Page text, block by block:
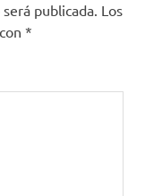
publicada. Los
*